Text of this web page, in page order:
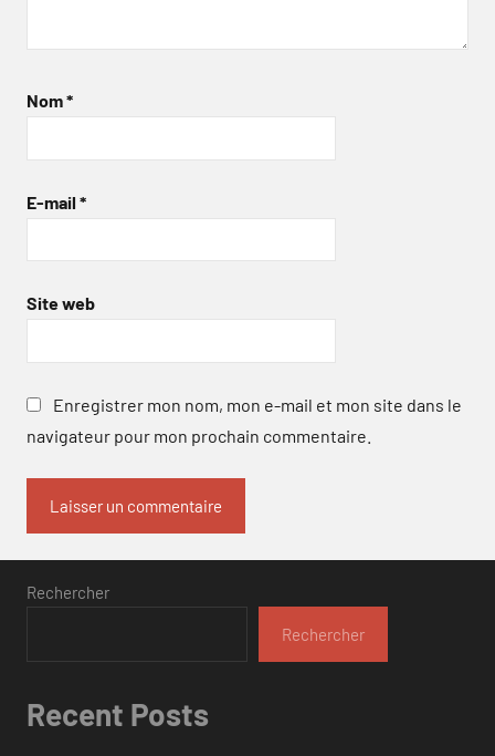
Nom*
E-mail *
Site web
Enregistrer mon nom, mon e-mail et mon site dans le
navigateur pour mon prochain commentaire.
Rechercher
Rechercher
Recent Posts